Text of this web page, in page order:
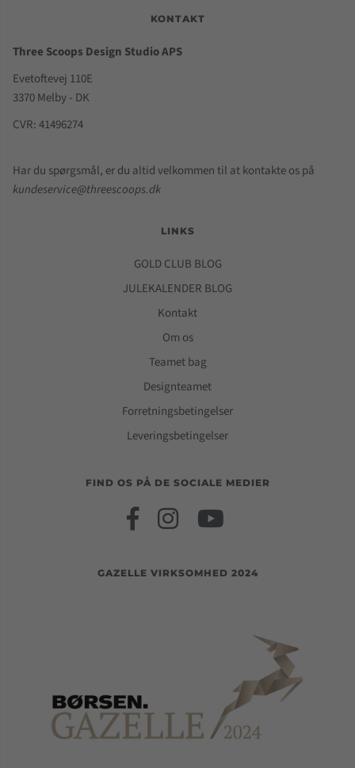
KONTAKT
Three Scoops Design Studio APS
Evetoftevej 110E
3370 Melby - DK
CVR: 41496274
Har du spørgsmål, er du altid velkommen til at kontakte os på
kundeservice@threescoops.dk
LINKS
GOLD CLUB BLOG
JULEKALENDER BLOG
Kontakt
Om os
Teamet bag
Designteamet
Forretningsbetingelser
Leveringsbetingelser
FIND OS PÅ DE SOCIALE MEDIER
GAZELLE VIRKSOMHED 2024